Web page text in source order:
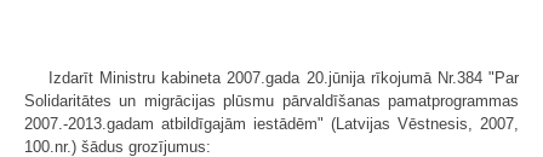
Izdarīt Ministru kabineta 2007.gada 20.jūnija rīkojumā Nr.384 "Par
Solidaritātes un migrācijas plūsmu pārvaldīšanas pamatprogrammas
2007.-2013.gadam atbildīgajām iestādēm" (Latvijas Vēstnesis, 2007,
100.nr.) šādus grozījumus: